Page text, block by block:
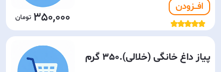
افـــزودن
350,000
پیاز داغ خانگی (خلالی).350 گرم